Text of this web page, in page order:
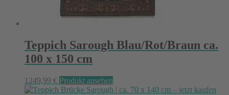
Teppich Sarough Blau/Rot/Braun ca.
100 x 150 cm
1249,99 € Produkt ansehen